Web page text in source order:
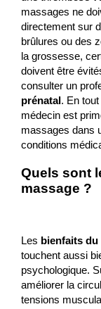
massages ne
directement sur
brûlures ou des
la grossesse,
doivent être
consulter un
prénatal. En
médecin est
massages dans
conditions
Quels sont
massage ?
Les bienfaits du
touchent aussi
psychologique.
améliorer la
tensions